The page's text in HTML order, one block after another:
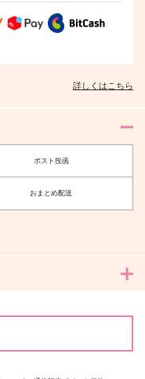
詳しくはこちら
ポスト投函
おまとめ配送